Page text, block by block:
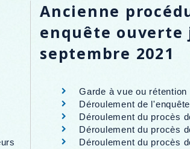
Ancienne
enquête ouverte
septembre 2021
Garde à vue ou rétention
Déroulement de l'enquête
Déroulement du procès
Déroulement du procès
Déroulement du procès